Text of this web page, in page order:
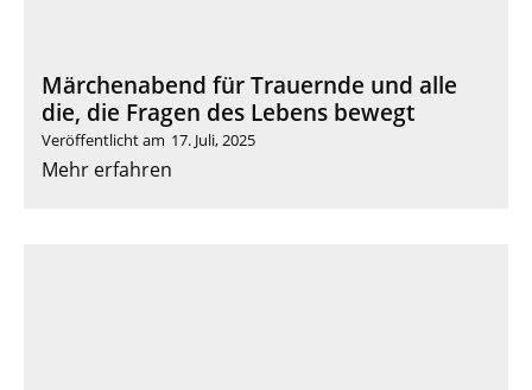
Märchenabend für Trauernde und alle
die, die Fragen des Lebens bewegt
Veröffentlicht am 17. Juli, 2025
Mehr erfahren